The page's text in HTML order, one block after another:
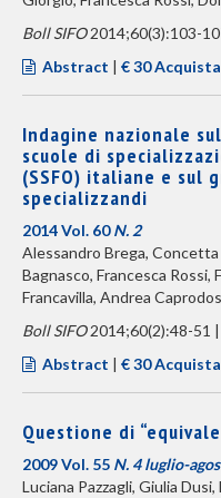
Boll SIFO2014;60(3):103-
Abstract | € 30
Indagine nazionale
scuole di
(SSFO) italiane e sul
specializzandi
2014 Vol. 60N. 2
Alessandro Brega, Concetta
Bagnasco, Francesca Rossi,
Francavilla, Andrea
Boll SIFO2014;60(2):48-51
Abstract | € 30
Questione di
2009 Vol. 55 N. 4 luglio-
Luciana Pazzagli, Giulia